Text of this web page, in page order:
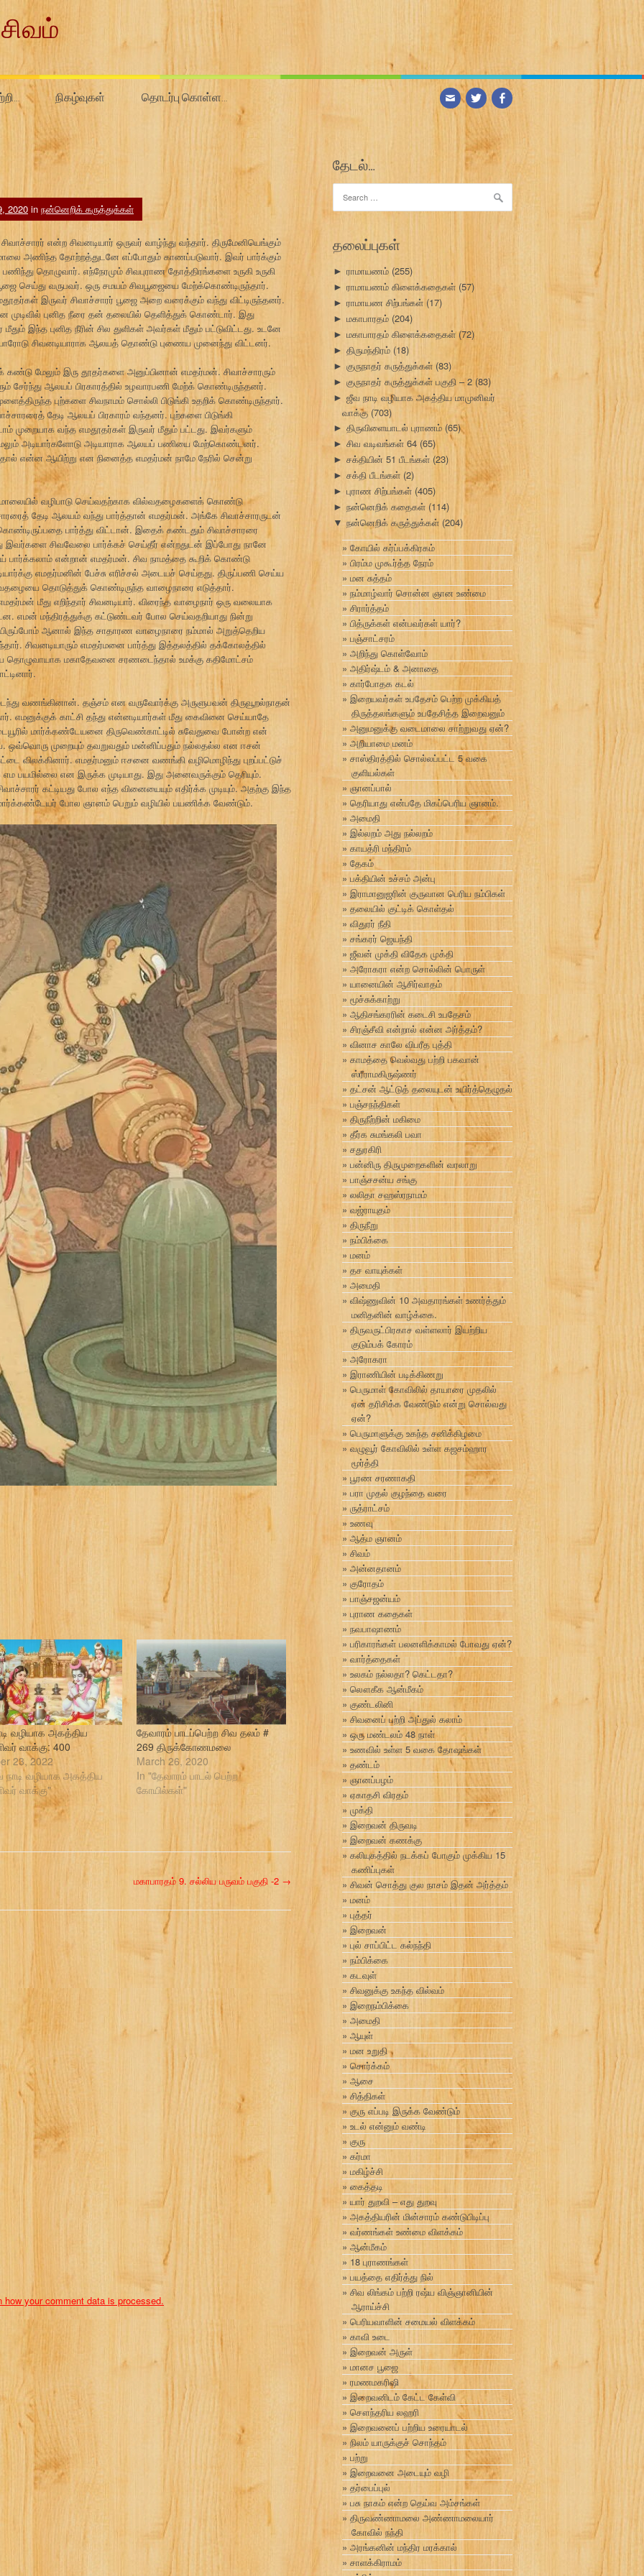
நிகழ்வுகள் தொடர்பு கொள்ள…
2020 in நன்னெறிக் கருத்துக்கள்
என்ற சிவனடியார் ஒருவர் வாழ்ந்து வந்தார். திருமேனியெங்கும்
மாலை அணிந்த தோற்றத்துடனே எப்போதும் காணப்படுவார். இவர் பார்க்கும்
தொழுவார். எந்நேரமும் சிவபுராண தோத்திரங்களை உருகி உருகி
செய்து வருபவர். ஒரு சமயம் சிவபூஜையை மேற்க்கொண்டிருந்தார்.
இருவர் சிவாச்சாரர் பூஜை அறை வரைக்கும் வந்து விட்டிருந்தனர்.
முடிவில் புனித நீரை தன் தலையில் தெளித்துக் கொண்டார். இது
இந்த புனித நீரின் சில துளிகள் அவர்கள் மீதும் பட்டுவிட்டது. உடனே
சிவனடியாராக ஆலயத் தொண்டு புணைய முனைந்து விட்டனர்.
கண்டு மேலும் இரு தூதர்களை அனுப்பினான் எமதர்மன். சிவாச்சாரரும்
சேர்ந்து ஆலயப் பிரகாரத்தில் உழவாரபணி மேற்க் கொண்டிருந்தனர்.
புற்களை சிவநாமம் சொல்லி பிடுங்கி உதறிக் கொண்டிருந்தார்.
தேடி ஆலயப் பிரகாரம் வந்தனர். புற்களை பிடுங்கி
முறையாக வந்த எமதூதர்கள் இருவர் மீதும் பட்டது. இவர்களும்
மேலும் அடியார்களோடு அடியாராக ஆலயப் பணியை மேற்கொண்டனர்.
என்ன ஆயிற்று என நினைத்த எமதர்மன் நாமே நேரில் சென்று
மாலையில் வழிபாடு செய்வதற்காக வில்வதழைகளைக் கொண்டு
தேடி ஆலயம் வந்து பார்த்தான் எமதர்மன். அங்கே சிவாச்சாரருடன்
பார்த்து விட்டான். இதைக் கண்டதும் சிவாச்சாரரை
சிவவேலை பார்க்கச் செய்தீர் என்றதுடன் இப்போது நானே
பார்க்கலாம் என்றான் எமதர்மன். சிவ நாமத்தை கூறிக் கொண்டு
எமதர்மனின் பேச்சு எரிச்சல் அடையச் செய்தது. திருப்பணி செய்ய
தொடுத்துக் கொண்டிருந்த வாழைநாரை எடுத்தார்.
மீது எறிந்தார் சிவனடியார். விரைந்த வாழைநார் ஒரு வலையாக
எமன் மந்திரத்துக்கு கட்டுண்டவர் போல செய்வதறியாது நின்று
ஆனால் இந்த சாதாரண வாழைநாரை நம்மால் அறுத்தெறிய
சிவனடியாரும் எமதர்மனை பார்த்து இத்தலத்தில் தக்கோலத்தில்
தொழுவாயாக மகாதேவனை சரணடைந்தால் உமக்கு கதிமோட்சம்
வணங்கினான். தஞ்சம் என வருவோர்க்கு அருளுபவன் திருவூறல்நாதன்
எமனுக்குக் காட்சி தந்து என்னடியார்கள் மீது கைவினை செய்யாதே
மார்க்கண்டேயனை திருவெண்காட்டில் சுவேதுவை போன்ற என்
ஒவ்வொரு முறையும் தவறுவதும் மன்னிப்பதும் நல்லதல்ல என ஈசன்
விலக்கினார். எமதர்மனும் ஈசனை வணங்கி வழிமொழிந்து புறப்பட்டுச்
பயமில்லை என இருக்க முடியாது. இது அனைவருக்கும் தெரியும்.
கட்டியது போல எந்த வினையையும் எதிர்க்க முடியும். அதற்கு இந்த
மார்க்கண்டேயர் போல ஞானம் பெறும் வழியில் பயணிக்க வேண்டும்.
வழியாக அகத்திய
வாக்கு: 400
23, 2022
நாடி வழியாக அகத்திய
வாக்கு"
தேவாரம் பாடப்பெற்ற சிவ தலம் #
269 திருக்கோணமலை
March 26, 2020
In "தேவாரம் பாடல் பெற்ற
கோயில்கள்"
மகாபாரதம் 9. சல்லிய பருவம் பகுதி -2 →
how your comment data is processed.
தேடல்…
for:
தலைப்புகள்
► ராமாயணம் (255)
► ராமாயணம் கிளைக்கதைகள் (57)
► ராமாயண சிற்பங்கள் (17)
► மகாபாரதம் (204)
► மகாபாரதம் கிளைக்கதைகள்(72)
► திருமந்திரம் (18)
► குருநாதர் கருத்துக்கள் (83)
► குருநாதர் கருத்துக்கள் பகுதி – 2 (83)
► ஜீவ நாடி வழியாக அகத்திய மாமுனிவர்
வாக்கு (703)
► திருவிளையாடல் புராணம் (65)
► சிவ வடிவங்கள் 64 (65)
► சக்தியின் 51 பீடங்கள் (23)
► சக்தி பீடங்கள் (2)
► புராண சிற்பங்கள் (405)
► நன்னெறிக் கதைகள் (114)
▼ நன்னெறிக் கருத்துக்கள் (204)
கோயில் கர்ப்பக்கிரகம்
பிரம்ம முகூர்த்த நேரம்
மன சுத்தம்
நம்மாழ்வார் சொன்ன ஞான உண்மை
சிரார்த்தம்
பித்ருக்கள் என்பவர்கள் யார்?
பஞ்சாட்சரம்
அறிந்து கொள்வோம்
அதிர்ஷ்டம் & அனாதை
கார்போதக கடல்
இறையவர்கள் உபதேசம் பெற்ற முக்கியத்
திருத்தலங்களும் உபதேசித்த இறைவனும்
அனுமனுக்கு வடைமாலை சாற்றுவது ஏன்?
அறியாமை மனம்
சாஸ்திரத்தில் சொல்லப்பட்ட 5 வகை
குளியல்கள்
ஞானப்பால்
தெரியாது என்பதே மிகப்பெரிய ஞானம்.
அமைதி
இல்லறம் அது நல்லறம்
காயத்ரி மந்திரம்
தேகம்
பக்தியின் உச்சம் அன்பு
இராமானுஜரின் குருவான பெரிய நம்பிகள்
தலையில் குட்டிக் கொள்தல்
விதுரர் நீதி
சங்கரர் ஜெயந்தி
ஜீவன் முக்தி விதேக முக்தி
அரோகரா என்ற சொல்லின் பொருள்
யானையின் ஆசிர்வாதம்
மூச்சுக்காற்று
ஆதிசங்கரரின் கடைசி உபதேசம்
சிரஞ்சீவி என்றால் என்ன அர்த்தம்?
வினாச காலே விபரீத புத்தி
காமத்தை வெல்வது பற்றி பகவான்
ஸ்ரீராமகிருஷ்ணர்
தட்சன் ஆட்டுத் தலையுடன் உயிர்த்தெழுதல்
பஞ்சநந்திகள்
திருநீற்றின் மகிமை
தீர்க சுமங்கலி பவா
சதுரகிரி
பன்னிரு திருமுறைகளின் வரலாறு
பாஞ்சசன்ய சங்கு
லலிதா சஹஸ்ரநாமம்
வஜ்ராயுதம்
திருநீறு
நம்பிக்கை
மனம்
தச வாயுக்கள்
அமைதி
விஷ்ணுவின் 10 அவதாரங்கள் உணர்த்தும்
மனிதனின் வாழ்க்கை.
திருவருட்பிரகாச வள்ளலார் இயற்றிய
குடும்பக் கோரம்
அரோகரா
இராணியின் படிக்கிணறு
பெருமாள் கோவிலில் தாயாரை முதலில்
ஏன் தரிசிக்க வேண்டும் என்று சொல்வது
ஏன்?
பெருமாளுக்கு உகந்த சனிக்கிழமை
வழுவூர் கோவிலில் உள்ள கஜசம்ஹார
மூர்த்தி
பூரண சரணாகதி
பரா முதல் குழந்தை வரை
ருத்ராட்சம்
உணவு
ஆத்ம ஞானம்
சிவம்
அன்னதானம்
குரோதம்
பாஞ்சஜன்யம்
புராண கதைகள்
நவபாஷாணம்
பரிகாரங்கள் பலனளிக்காமல் போவது ஏன்?
வார்த்தைகள்
உலகம் நல்லதா? கெட்டதா?
லௌகீக ஆன்மீகம்
குண்டலினி
சிவனைப் பற்றி அப்துல் கலாம்
ஒரு மண்டலம் 48 நாள்
உணவில் உள்ள 5 வகை தோஷங்கள்
தண்டம்
ஞானப்பழம்
ஏகாதசி விரதம்
முக்தி
இறைவன் திருவடி
இறைவன் கணக்கு
கலியுகத்தில் நடக்கப் போகும் முக்கிய 15
கணிப்புகள்
சிவன் சொத்து குல நாசம் இதன் அர்த்தம்
மனம்
புத்தர்
இறைவன்
புல் சாப்பிட்ட கல்நந்தி
நம்பிக்கை
கடவுள்
சிவனுக்கு உகந்த வில்வம்
இறைநம்பிக்கை
அமைதி
ஆயுள்
மன உறுதி
சொர்க்கம்
ஆசை
சித்திகள்
குரு எப்படி இருக்க வேண்டும்
உடல் என்னும் வண்டி
குரு
கர்மா
மகிழ்ச்சி
கைத்தடி
யார் துறவி – எது துறவு
அகத்தியரின் மின்சாரம் கண்டுபிடிப்பு
வர்ணங்கள் உண்மை விளக்கம்
ஆன்மீகம்
18 புராணங்கள்
பயத்தை எதிர்த்து நில்
சிவ லிங்கம் பற்றி ரஷ்ய விஞ்ஞானியின்
ஆராய்ச்சி
பெரியவாளின் சமையல் விளக்கம்
காவி உடை
இறைவன் அருள்
மானச பூஜை
ரமணமகரிஷி
இறைவனிடம் கேட்ட கேள்வி
சௌந்தரிய லஹரி
இறைவனைப் பற்றிய உரையாடல்
நிலம் யாருக்குச் சொந்தம்
பற்று
இறைவனை அடையும் வழி
தர்பைப்புல்
பசு நாகம் என்ற தெய்வ அம்சங்கள்
திருவண்ணாமலை அண்ணாமலையார்
கோவில் நந்தி
அரங்கனின் மந்திர மரக்கால்
சாளக்கிராமம்